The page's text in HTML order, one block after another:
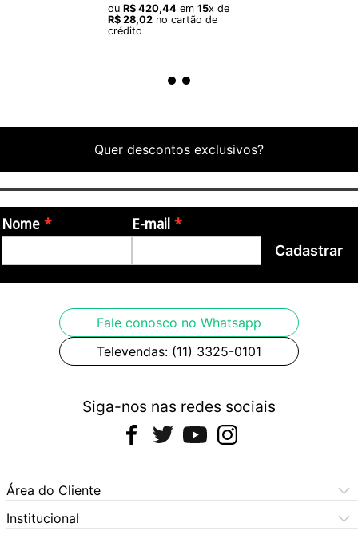
ou R$ 420,44 em 15x de
R$ 28,02 no cartão de
crédito
Quer descontos exclusivos?
Nome E-mail
Cadastrar
Fale conosco no Whatsapp
Televendas: (11) 3325-0101
Siga-nos nas redes sociais
Área do Cliente
Meus Pedidos
Meus Dados
Institucional